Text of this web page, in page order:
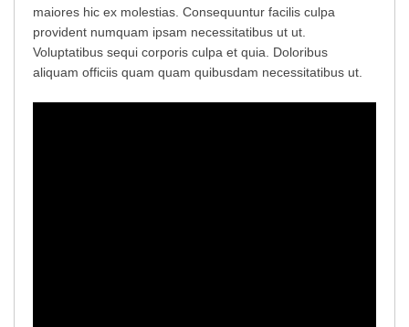
maiores hic ex molestias. Consequuntur facilis culpa
provident numquam ipsam necessitatibus ut ut.
Voluptatibus sequi corporis culpa et quia. Doloribus
aliquam officiis quam quam quibusdam necessitatibus ut.